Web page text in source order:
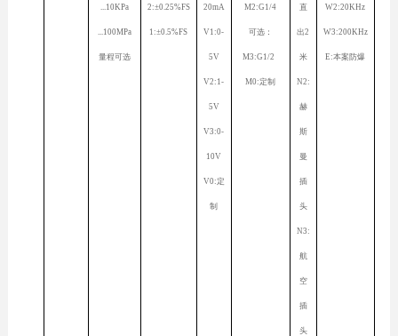
...10KPa
...100MPa
量程可选
2:±0.25%FS
1:±0.5%FS
20mA
V1:0-
5V
V2:1-
5V
V3:0-
10V
V0:定
制
M2:G1/4
可选：
M3:G1/2
M0:定制
直
出2
米
N2:
赫
斯
曼
插
头
N3:
航
空
插
头
W2:20KHz
W3:200KHz
E:本案防爆